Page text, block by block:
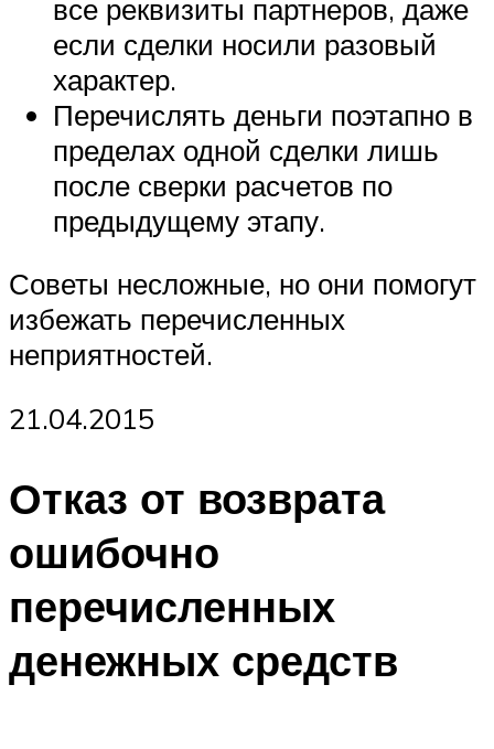
все реквизиты партнеров, даже
если сделки носили разовый
характер.
Перечислять деньги поэтапно в
пределах одной сделки лишь
после сверки расчетов по
предыдущему этапу.
Советы несложные, но они помогут
избежать перечисленных
неприятностей.
21.04.2015
Отказ от возврата
ошибочно
перечисленных
денежных средств